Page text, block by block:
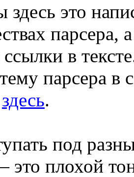
здесь это
парсера,
в
парсера в
здесь.
под
это плохой